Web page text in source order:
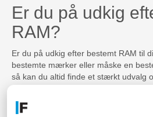
Er du på udkig
RAM?
Er du på udkig efter bestemt RAM til
bestemte mærker eller måske en
så kan du altid finde et stærkt udvalg
helt ældre modeller til de nyeste
derfor roligt vælge mellem alt fra